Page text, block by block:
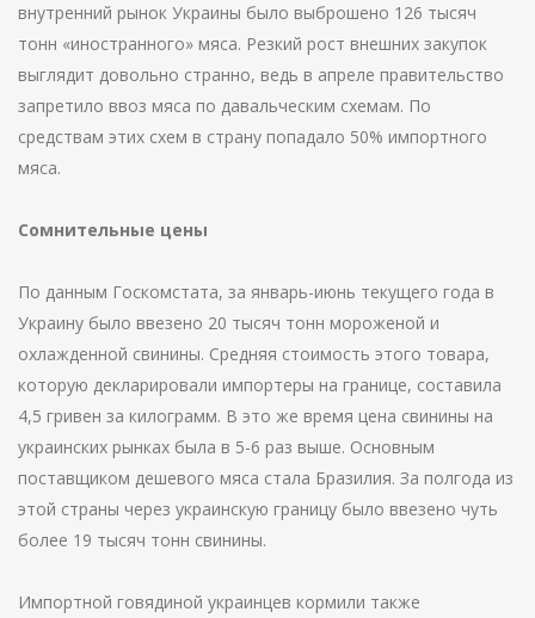
внутренний рынок Украины было выброшено 126 тысяч
тонн «иностранного» мяса. Резкий рост внешних закупок
выглядит довольно странно, ведь в апреле правительство
запретило ввоз мяса по давальческим схемам. По
средствам этих схем в страну попадало 50% импортного
мяса.
Сомнительные цены
По данным Госкомстата, за январь-июнь текущего года в
Украину было ввезено 20 тысяч тонн мороженой и
охлажденной свинины. Средняя стоимость этого товара,
которую декларировали импортеры на границе, составила
4,5 гривен за килограмм. В это же время цена свинины на
украинских рынках была в 5-6 раз выше. Основным
поставщиком дешевого мяса стала Бразилия. За полгода из
этой страны через украинскую границу было ввезено чуть
более 19 тысяч тонн свинины.
Импортной говядиной украинцев кормили также